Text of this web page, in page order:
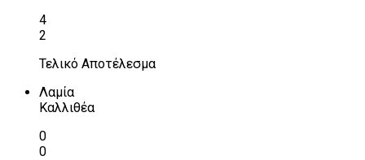
4
2
Τελικό Αποτέλεσμα
Λαμία
Καλλιθέα
0
0